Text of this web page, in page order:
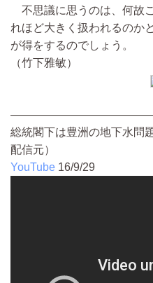
不思議に思うのは、何故
れほど大きく扱われるのか
が得をするのでしょう。
（竹下雅敏）
総統閣下は豊洲の地下水問
配信元）
YouTube 16/9/29